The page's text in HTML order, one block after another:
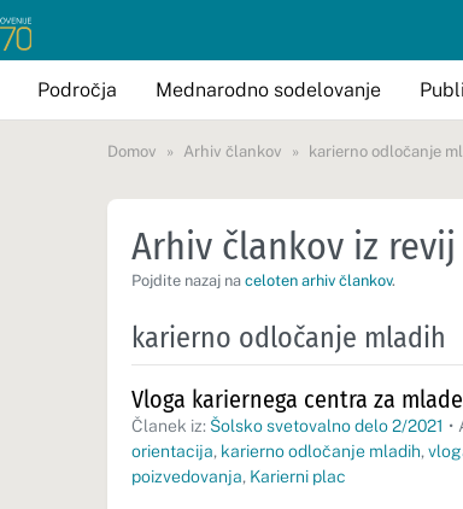
Področja Mednarodno sodelovanje
Domov Arhiv člankov karierno odločanje
Arhiv člankov iz revij
Pojdite nazaj na celoten arhiv člankov.
karierno odločanje mladih
Vloga kariernega centra za
Članek iz: Šolsko svetovalno delo 2/2021 •
orientacija, karierno odločanje mladih,
poizvedovanja, Karierni plac